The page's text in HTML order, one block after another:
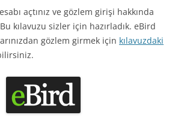
açtınız ve gözlem girişi hakkında
kılavuzu sizler için hazırladık. eBird
gözlem girmek için kılavuzdaki